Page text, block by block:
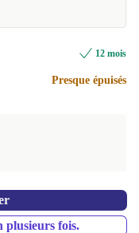
12 mois
Presque épuisés
plusieurs fois.